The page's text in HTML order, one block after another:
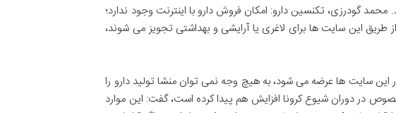
گودرزی، تکنسین دارو: امکان فروش دارو با اینترنت وجود ندارد؛
طریق این سایت ها برای لاغری یا آرایشی و بهداشتی تجویز می شوند،
این سایت ها عرضه می شود، به هیچ وجه نمی توان منشا تولید دارو را
در دوران شیوع کرونا افزایش هم پیدا کرده است، گفت: این موارد